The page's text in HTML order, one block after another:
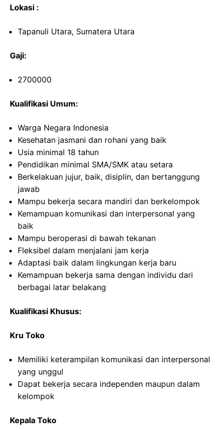
Lokasi :
Tapanuli Utara, Sumatera Utara
Gaji:
2700000
Kualifikasi Umum:
Warga Negara Indonesia
Kesehatan jasmani dan rohani yang baik
Usia minimal 18 tahun
Pendidikan minimal SMA/SMK atau setara
Berkelakuan jujur, baik, disiplin, dan bertanggung
jawab
Mampu bekerja secara mandiri dan berkelompok
Kemampuan komunikasi dan interpersonal yang
baik
Mampu beroperasi di bawah tekanan
Fleksibel dalam menjalani jam kerja
Adaptasi baik dalam lingkungan kerja baru
Kemampuan bekerja sama dengan individu dari
berbagai latar belakang
Kualifikasi Khusus:
Kru Toko
Memiliki keterampilan komunikasi dan interpersonal
yang unggul
Dapat bekerja secara independen maupun dalam
kelompok
Kepala Toko